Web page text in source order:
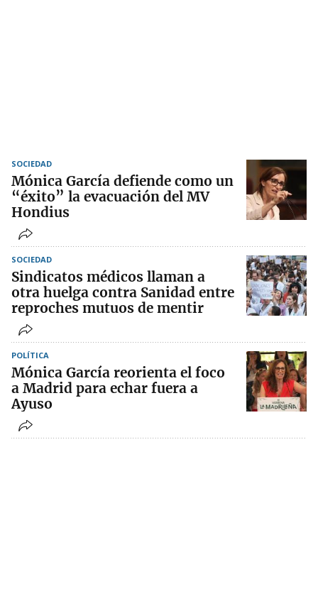
SOCIEDAD
Mónica García defiende como un
“éxito” la evacuación del MV
Hondius
SOCIEDAD
Sindicatos médicos llaman a
otra huelga contra Sanidad entre
reproches mutuos de mentir
POLÍTICA
Mónica García reorienta el foco
a Madrid para echar fuera a
Ayuso